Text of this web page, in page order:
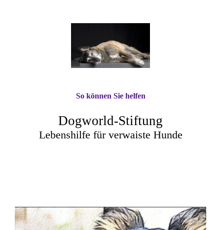
Dogworld-Stiftung
Lebenshilfe für verwaiste Hunde
So können Sie helfen